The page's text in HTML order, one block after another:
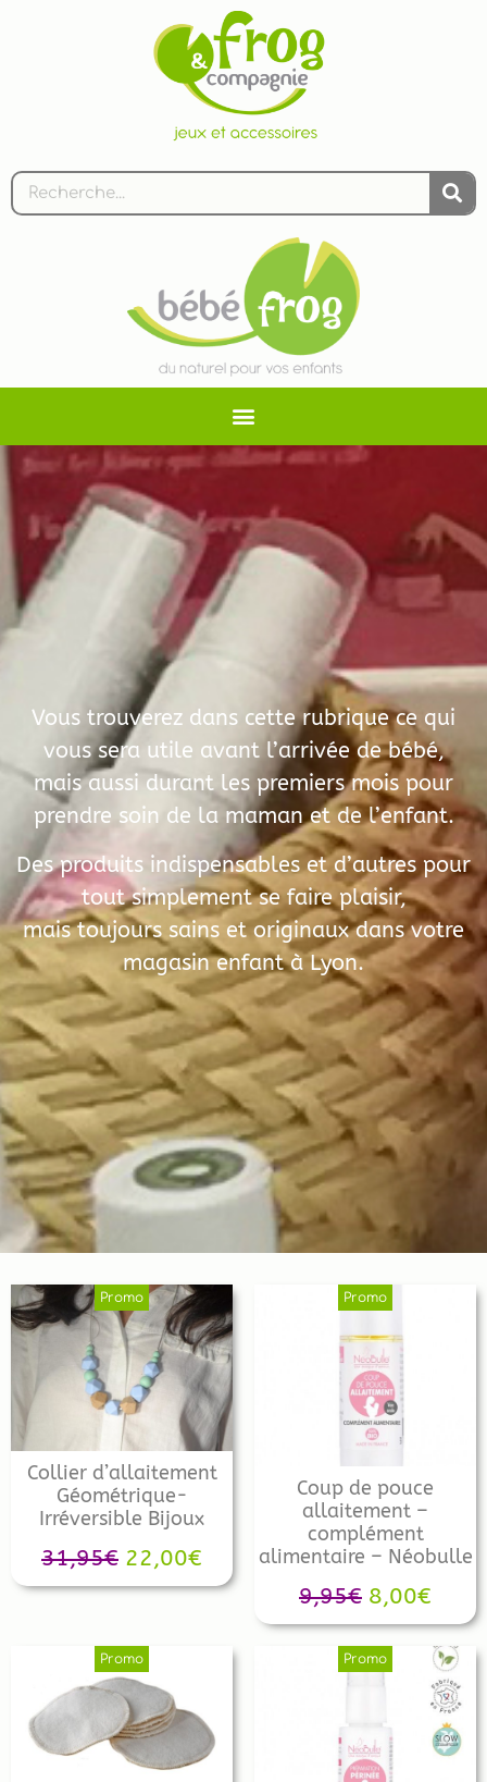
Vous trouverez dans cette rubrique ce qui
vous sera utile avant l’arrivée de bébé,
mais aussi durant les premiers mois pour
prendre soin de la maman et de l’enfant.
Des produits indispensables et d’autres pour
tout simplement se faire plaisir,
mais toujours sains et originaux dans votre
magasin enfant à Lyon.
Promo
Collier d’allaitement
Géométrique-
Irréversible Bijoux
31,95€ 22,00€
Promo
Coup de pouce
allaitement –
complément
alimentaire – Néobulle
9,95€ 8,00€
Promo Promo